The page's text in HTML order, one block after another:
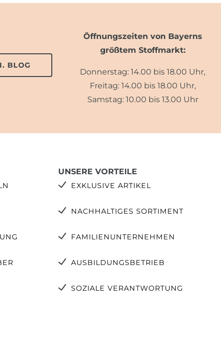
BLOG
Öffnungszeiten von Bayerns
größtem Stoffmarkt:
Donnerstag: 14.00 bis 18.00 Uhr,
Freitag: 14.00 bis 18.00 Uhr,
Samstag: 10.00 bis 13.00 Uhr
UNSERE VORTEILE
EXKLUSIVE ARTIKEL
NACHHALTIGES SORTIMENT
FAMILIENUNTERNEHMEN
AUSBILDUNGSBETRIEB
SOZIALE VERANTWORTUNG